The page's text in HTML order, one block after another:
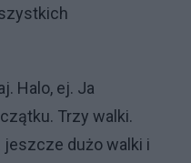
Halo, ej. Ja
Trzy walki.
jeszcze dużo walki i